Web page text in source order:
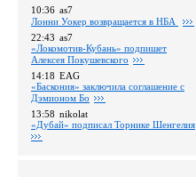
10:36 as7
Лонни Уокер возвращается в НБА
22:43 as7
«Локомотив-Кубань» подпишет
Алексея Покушевского
14:18 EAG
«Баскония» заключила соглашение с
Дэмионом Бо
13:58 nikolat
«Дубай» подписал Торнике Шенгелия